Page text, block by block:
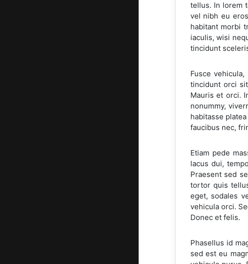
tellus. In lorem
vel nibh eu
habitant morbi
iaculis, wisi
tincidunt
Fusce
tincidunt orci
Mauris et orci.
nonummy,
habitasse
faucibus nec,
Etiam pede
lacus dui,
Praesent sed
tortor quis
eget, sodales
vehicula orci.
Donec et felis.
Phasellus id
sed est eu